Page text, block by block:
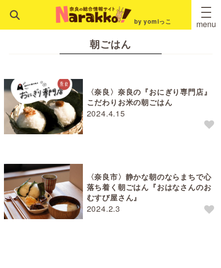
by yomiっこ menu
朝ごはん
2024.4.15
〈奈良〉奈良の『おにぎり専門店』
こだわりお米の朝ごはん
2024.2.3
〈奈良市〉静かな朝のならまちで心
落ち着く朝ごはん『おはなさんのお
むすび屋さん』